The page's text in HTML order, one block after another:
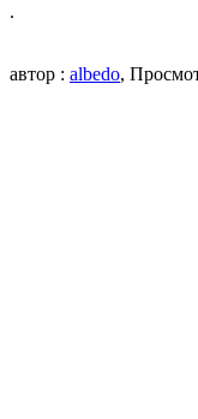
.
автор : albedo,